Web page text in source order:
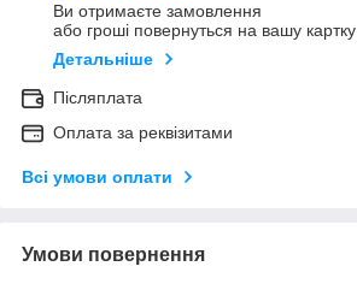
Ви отримаєте замовлення
або гроші повернуться на вашу картку
Детальніше
Післяплата
Оплата за реквізитами
Всі умови оплати
Умови повернення